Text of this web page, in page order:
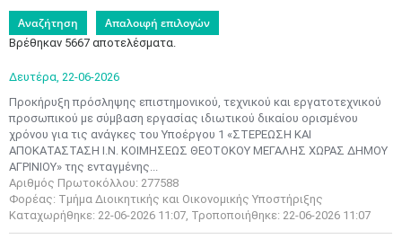
Βρέθηκαν 5667 αποτελέσματα.
Δευτέρα, 22-06-2026
Προκήρυξη πρόσληψης επιστημονικού, τεχνικού και εργατοτεχνικού
προσωπικού με σύμβαση εργασίας ιδιωτικού δικαίου ορισμένου
χρόνου για τις ανάγκες του Υποέργου 1 «ΣΤΕΡΕΩΣΗ ΚΑΙ
ΑΠΟΚΑΤΑΣΤΑΣΗ Ι.Ν. ΚΟΙΜΗΣΕΩΣ ΘΕΟΤΟΚΟΥ ΜΕΓΑΛΗΣ ΧΩΡΑΣ ΔΗΜΟΥ
ΑΓΡΙΝΙΟΥ» της ενταγμένης...
Αριθμός Πρωτοκόλλου: 277588
Φορέας: Τμήμα Διοικητικής και Οικονομικής Υποστήριξης
Καταχωρήθηκε: 22-06-2026 11:07, Τροποποιήθηκε: 22-06-2026 11:07